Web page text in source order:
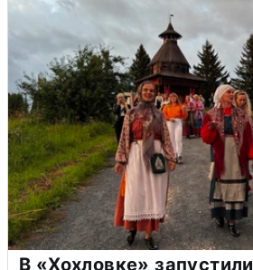
В «Хохловке»